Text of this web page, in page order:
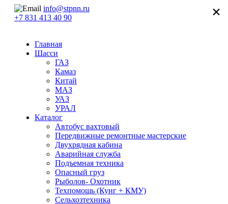
info@stpnn.ru
+7 831 413 40 90
Главная
Шасси
ГАЗ
Камаз
Китай
МАЗ
УАЗ
УРАЛ
Каталог
Автобус вахтовый
Передвижные ремонтные мастерские
Двухрядная кабина
Аварийная служба
Подъемная техника
Опасный груз
Рыболов- Охотник
Техпомощь (Кунг + КМУ)
Сельхозтехника
×